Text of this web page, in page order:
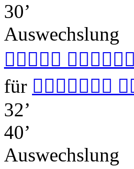
30’
Auswechslung

für 
32’
40’
Auswechslung